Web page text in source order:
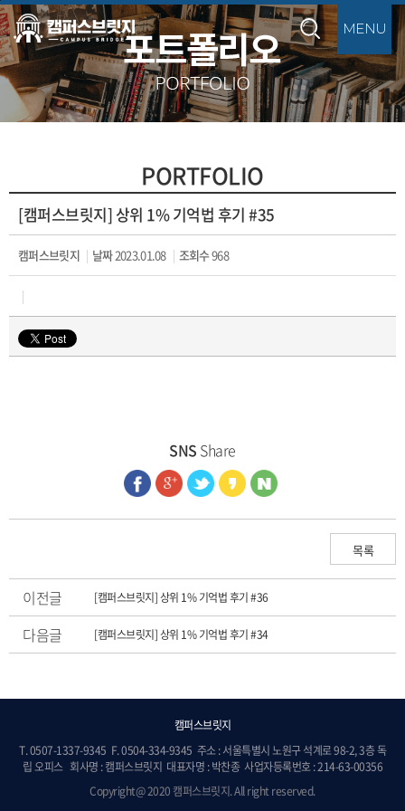
본문바로가기
PORTFOLIO
[캠퍼스브릿지] 상위 1% 기억법 후기 #35
캠퍼스브릿지 날짜2023.01.08 조회수968
SNS Share
목록
이전글 [캠퍼스브릿지] 상위 1% 기억법 후기 #36
다음글 [캠퍼스브릿지] 상위 1% 기억법 후기 #34
캠퍼스브릿지
T. 0507-1337-9345 F. 0504-334-9345 주소 : 서울특별시 노원구 석계로 98-2, 3층 독
립 오피스 회사명 : 캠퍼스브릿지 대표자명 : 박찬종 사업자등록번호 : 214-63-00356
Copyright@ 2020 캠퍼스브릿지. All right reserved.